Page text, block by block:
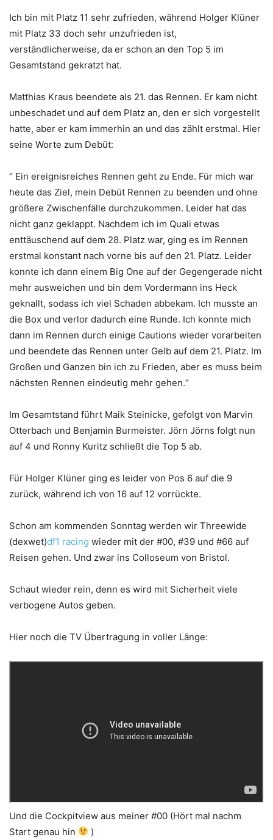
Ich bin mit Platz 11 sehr zufrieden, während Holger Klüner
mit Platz 33 doch sehr unzufrieden ist,
verständlicherweise, da er schon an den Top 5 im
Gesamtstand gekratzt hat.
Matthias Kraus beendete als 21. das Rennen. Er kam nicht
unbeschadet und auf dem Platz an, den er sich vorgestellt
hatte, aber er kam immerhin an und das zählt erstmal. Hier
seine Worte zum Debüt:
“ Ein ereignisreiches Rennen geht zu Ende. Für mich war
heute das Ziel, mein Debüt Rennen zu beenden und ohne
größere Zwischenfälle durchzukommen. Leider hat das
nicht ganz geklappt. Nachdem ich im Quali etwas
enttäuschend auf dem 28. Platz war, ging es im Rennen
erstmal konstant nach vorne bis auf den 21. Platz. Leider
konnte ich dann einem Big One auf der Gegengerade nicht
mehr ausweichen und bin dem Vordermann ins Heck
geknallt, sodass ich viel Schaden abbekam. Ich musste an
die Box und verlor dadurch eine Runde. Ich konnte mich
dann im Rennen durch einige Cautions wieder vorarbeiten
und beendete das Rennen unter Gelb auf dem 21. Platz. Im
Großen und Ganzen bin ich zu Frieden, aber es muss beim
nächsten Rennen eindeutig mehr gehen.“
Im Gesamtstand führt Maik Steinicke, gefolgt von Marvin
Otterbach und Benjamin Burmeister. Jörn Jörns folgt nun
auf 4 und Ronny Kuritz schließt die Top 5 ab.
Für Holger Klüner ging es leider von Pos 6 auf die 9
zurück, während ich von 16 auf 12 vorrückte.
Schon am kommenden Sonntag werden wir Threewide
(dexwet)df1 racing wieder mit der #00, #39 und #66 auf
Reisen gehen. Und zwar ins Colloseum von Bristol.
Schaut wieder rein, denn es wird mit Sicherheit viele
verbogene Autos geben.
Hier noch die TV Übertragung in voller Länge:
Und die Cockpitview aus meiner #00 (Hört mal nachm
Start genau hin
)